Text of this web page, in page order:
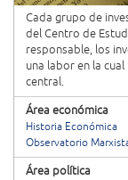
Cada grupo de
del Centro de
responsable, los
una labor en la
central.
Área económica
Historia Económica
Observatorio
Área política